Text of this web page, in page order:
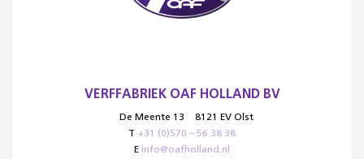
VERFFABRIEK OAF HOLLAND BV
De Meente 13
8121 EV Olst
T +31 (0)570 – 56 38 38
E info@oafholland.nl